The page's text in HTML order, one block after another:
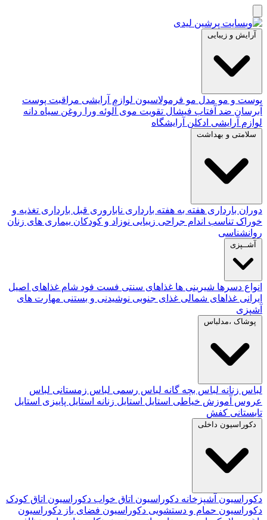
آرایش و زیبایی
پوست و مو مدل مو فرمولاسیون لوازم آرایشی مراقبت پوست
آبرسان ضد آفتاب فیشال تقویت موی آلوئه‌ ورا روغن سیاه دانه
لوازم آرایشی ادکلن آرایشگاه
سلامتی و بهداشت
دوران بارداری هفته به هفته بارداری ناباروری قبل بارداری تغذیه و
خوراک تناسب اندام جراحی زیبایی نوزاد و کودکان بیماری های زنان
روانشناسی
آشــپزی
انواع دسرها شیرینی ها غذاهای سنتی فست فود شام غذاهای اصیل
ایرانی غذاهای شمالی غذای جنوبی نوشیدنی و بستنی مهارت های
آشپزی
پوشاک ،مدلباس
لباس زنانه لباس بچه گانه لباس رسمی لباس زمستانی لباس
عروس آموزش خیاطی استایل استایل زنانه استایل پاییزی استایل
تابستانی کفش
دکوراسیون داخلی
دکوراسیون آشپزخانه دکوراسیون اتاق خواب دکوراسیون اتاق کودک
دکوراسیون حمام و دستشویی دکوراسیون فضای باز دکوراسیون